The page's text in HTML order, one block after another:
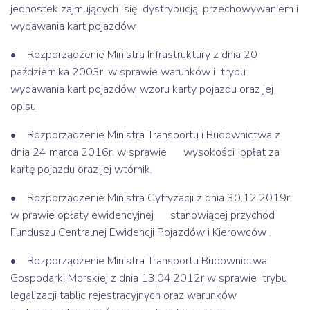
jednostek zajmujących się dystrybucją, przechowywaniem i
wydawania kart pojazdów.
• Rozporządzenie Ministra Infrastruktury z dnia 20
października 2003r. w sprawie warunków i trybu
wydawania kart pojazdów, wzoru karty pojazdu oraz jej
opisu.
• Rozporządzenie Ministra Transportu i Budownictwa z
dnia 24 marca 2016r. w sprawie wysokości opłat za
kartę pojazdu oraz jej wtórnik.
• Rozporządzenie Ministra Cyfryzacji z dnia 30.12.2019r.
w prawie opłaty ewidencyjnej stanowiącej przychód
Funduszu Centralnej Ewidencji Pojazdów i Kierowców .
• Rozporządzenie Ministra Transportu Budownictwa i
Gospodarki Morskiej z dnia 13.04.2012r w sprawie trybu
legalizacji tablic rejestracyjnych oraz warunków